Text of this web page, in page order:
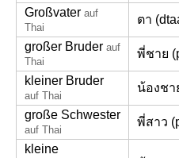
Großvater auf
Thai
ตา
großer Bruder auf
Thai
พี่ชาย
kleiner Bruder
auf Thai
น้องชา
große Schwester
auf Thai
พี่สาว
kleine